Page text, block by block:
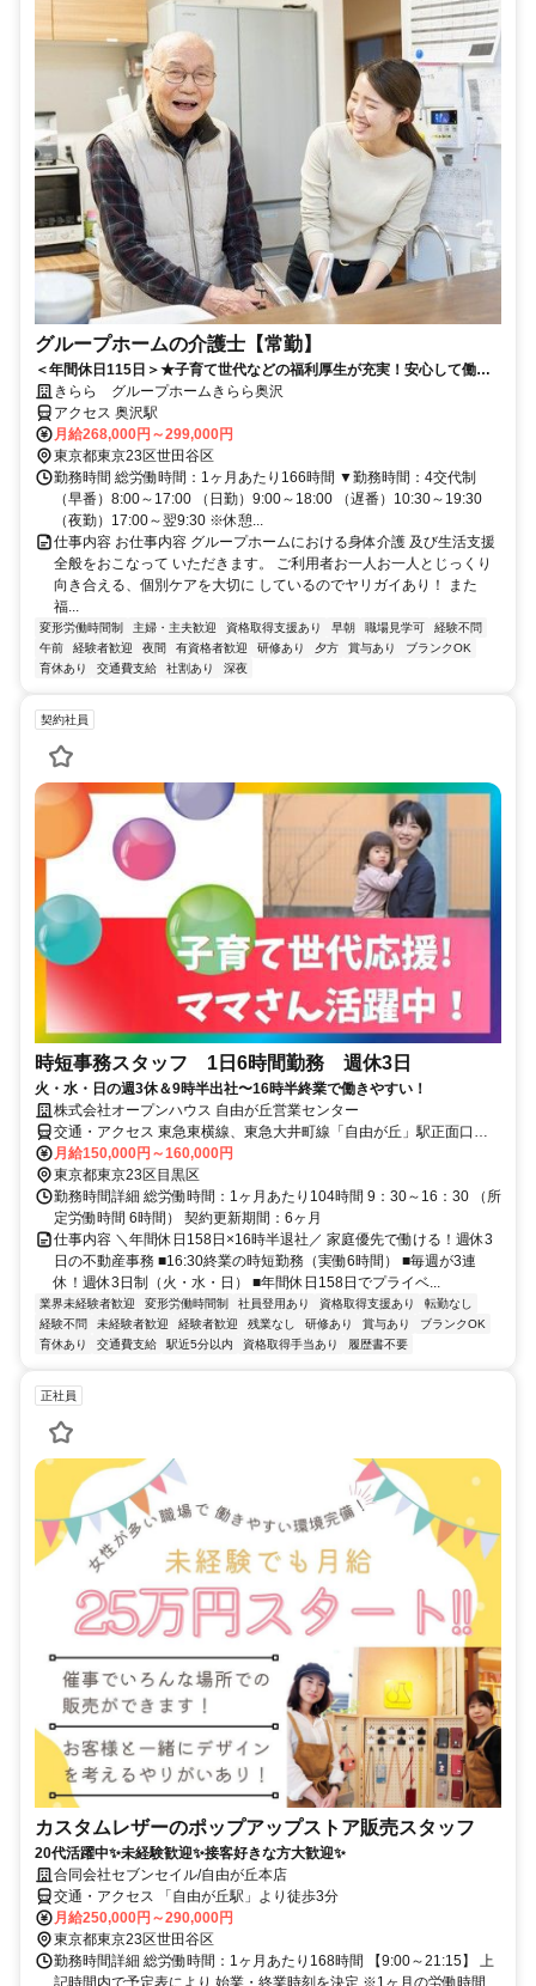
グループホームの介護士【常勤】
＜年間休日115日＞★子育て世代などの福利厚生が充実！安心して働け
る環境と、資格取得などのサポート制度が充実しています！★スキルア
ップも応援中！
きらら グループホームきらら奥沢
アクセス 奥沢駅
月給268,000円～299,000円
東京都東京23区世田谷区
勤務時間 総労働時間：1ヶ月あたり166時間 ▼勤務時間：4交代制
（早番）8:00～17:00 （日勤）9:00～18:00 （遅番）10:30～19:30
（夜勤）17:00～翌9:30 ※休憩...
仕事内容 お仕事内容 グループホームにおける身体介護 及び生活支援
全般をおこなって いただきます。 ご利用者お一人お一人とじっくり
向き合える、個別ケアを大切に しているのでヤリガイあり！ また
福...
変形労働時間制 主婦・主夫歓迎 資格取得支援あり 早朝 職場見学可
経験不問
午前
経験者歓迎 夜間 有資格者歓迎 研修あり 夕方 賞与あり
ブランクOK
育休あり
交通費支給 社割あり 深夜
契約社員
時短事務スタッフ 1日6時間勤務 週休3日
火・水・日の週3休＆9時半出社〜16時半終業で働きやすい！
株式会社オープンハウス 自由が丘営業センター
交通・アクセス 東急東横線、東急大井町線「自由が丘」駅正面口よ
り徒歩2分
月給150,000円～160,000円
東京都東京23区目黒区
勤務時間詳細 総労働時間：1ヶ月あたり104時間 9：30～16：30 （所
定労働時間 6時間） 契約更新期間：6ヶ月
仕事内容 ＼年間休日158日×16時半退社／ 家庭優先で働ける！週休3
日の不動産事務 ■16:30終業の時短勤務（実働6時間） ■毎週が3連
休！週休3日制（火・水・日） ■年間休日158日でプライベ...
業界未経験者歓迎 変形労働時間制 社員登用あり 資格取得支援あり
転勤なし
経験不問
未経験者歓迎 経験者歓迎 残業なし 研修あり 賞与あり
ブランクOK
育休あり
交通費支給 駅近5分以内 資格取得手当あり 履歴書不要
正社員
カスタムレザーのポップアップストア販売スタッフ
20代活躍中✨未経験歓迎✨接客好きな方大歓迎✨
合同会社セブンセイル/自由が丘本店
交通・アクセス 「自由が丘駅」より徒歩3分
月給250,000円～290,000円
東京都東京23区世田谷区
勤務時間詳細 総労働時間：1ヶ月あたり168時間 【9:00～21:15】 上